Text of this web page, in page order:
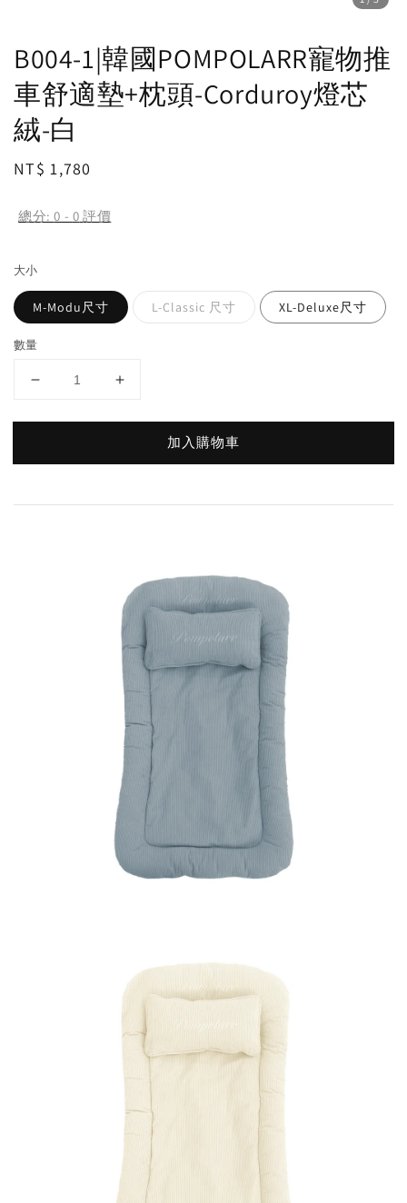
B004-1|韓國POMPOLARR寵物推
車舒適墊+枕頭-Corduroy燈芯
絨-白
Regular
NT$ 1,780
總分:0 - 0 評價
大小
M-Modu尺寸 L-Classic 尺寸 XL-Deluxe尺寸
數量
加入購物車